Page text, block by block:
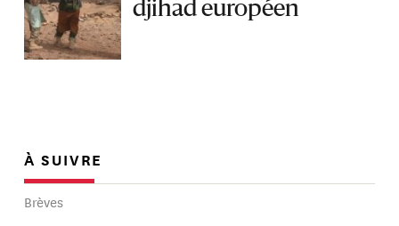
djihad européen
À SUIVRE
Brèves